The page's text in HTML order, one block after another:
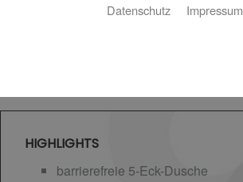
HIGHLIGHTS
barrierefreie 5-Eck-Dusche
Datenschutz Impressum